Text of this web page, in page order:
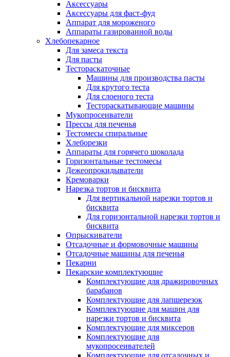
Аксессуары
Аксессуары для фаст-фуд
Аппарат для мороженого
Аппараты газированной воды
Хлебопекарное
Для замеса текста
Для пасты
Тестораскаточные
Машины для производства пасты
Для крутого теста
Для слоеного теста
Тестораскатывающие машины
Мукопросеиватели
Прессы для печенья
Тестомесы спиральные
Хлеборезки
Аппараты для горячего шоколада
Горизонтальные тестомесы
Дежеопрокидыватели
Кремоварки
Нарезка тортов и бисквита
Для вертикальной нарезки тортов и
бисквита
Для горизонтальной нарезки тортов и
бисквита
Опрыскиватели
Отсадочные и формовочные машины
Отсадочные машины для печенья
Пекарни
Пекарские комплектующие
Комплектующие для дражировочных
барабанов
Комплектующие для лапшерезок
Комплектующие для машин для
нарезки тортов и бисквита
Комплектующие для миксеров
Комплектующие для
мукопросеивателей
Комплектующие для отсадочных и